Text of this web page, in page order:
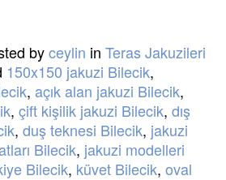
byceylin in Teras Jakuzileri
150x150 jakuzi Bilecik,
, açık alan jakuzi Bilecik,
, çift kişilik jakuzi Bilecik, dış
, duş teknesi Bilecik, jakuzi
Bilecik, jakuzi modelleri
Bilecik, küvet Bilecik, oval